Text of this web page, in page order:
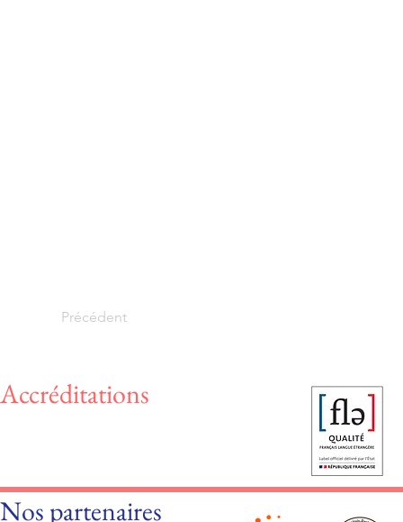
Précédent
Accréditations
Nos partenaires